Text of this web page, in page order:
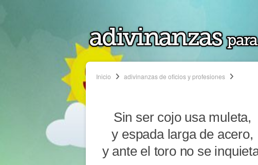
Inicio adivinanzas de oficios y profesiones
Sin ser cojo usa muleta,
y espada larga de acero,
y ante el toro no se